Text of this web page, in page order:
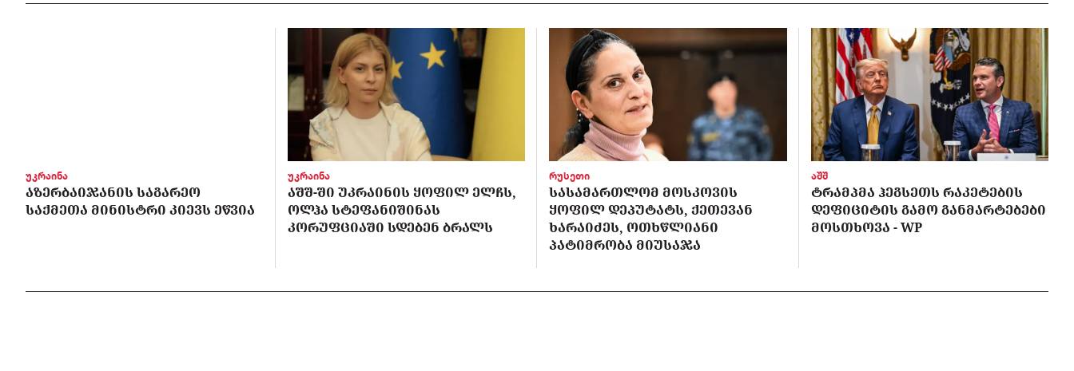
უკრაინა
ᲐᲖᲔᲠᲑᲐᲘᲯᲐᲜᲘᲡ ᲡᲐᲒᲐᲠᲔᲝ
ᲡᲐᲥᲛᲔᲗᲐ ᲛᲘᲜᲘᲡᲢᲠᲘ ᲙᲘᲔᲕᲡ ᲔᲬᲕᲘᲐ
უკრაინა
ᲐᲨᲨ-ᲨᲘ ᲣᲙᲠᲐᲘᲜᲘᲡ ᲧᲝᲤᲘᲚ ᲔᲚᲩᲡ,
ᲝᲚᲰᲐ ᲡᲢᲔᲤᲐᲜᲘᲨᲘᲜᲐᲡ
ᲙᲝᲠᲣᲤᲪᲘᲐᲨᲘ ᲡᲓᲔᲑᲔᲜ ᲑᲠᲐᲚᲡ
რუსეთი
ᲡᲐᲡᲐᲛᲐᲠᲗᲚᲝᲛ ᲛᲝᲡᲙᲝᲕᲘᲡ
ᲧᲝᲤᲘᲚ ᲓᲔᲞᲣᲢᲐᲢᲡ, ᲥᲔᲗᲔᲕᲐᲜ
ᲮᲐᲠᲐᲘᲫᲔᲡ, ᲝᲗᲮᲬᲚᲘᲐᲜᲘ
ᲞᲐᲢᲘᲛᲠᲝᲑᲐ ᲛᲘᲣᲡᲐᲯᲐ
აშშ
ᲢᲠᲐᲛᲞᲛᲐ ᲰᲔᲒᲡᲔᲗᲡ ᲠᲐᲙᲔᲢᲔᲑᲘᲡ
ᲓᲔᲤᲘᲪᲘᲢᲘᲡ ᲒᲐᲛᲝ ᲒᲐᲜᲛᲐᲠᲢᲔᲑᲔᲑᲘ
ᲛᲝᲡᲗᲮᲝᲕᲐ - WP